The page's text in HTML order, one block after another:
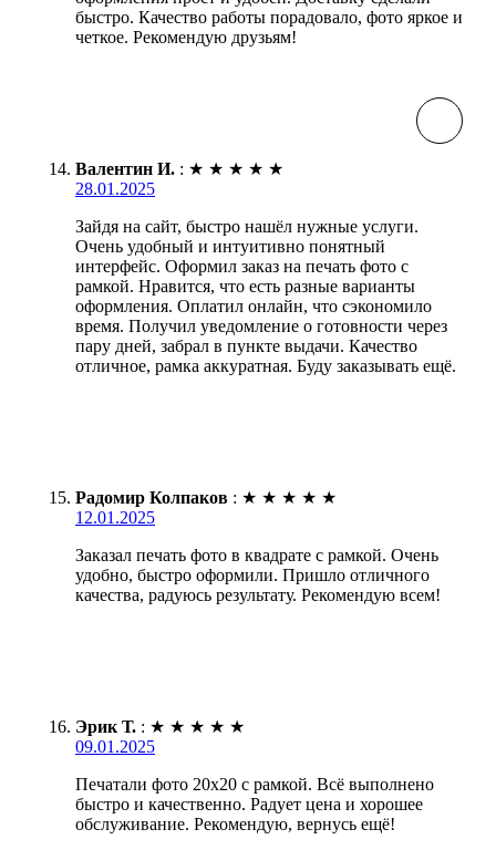
быстро. Качество работы порадовало, фото яркое и
четкое. Рекомендую друзьям!
Валентин И. : ★ ★ ★ ★ ★
28.01.2025
Зайдя на сайт, быстро нашёл нужные услуги.
Очень удобный и интуитивно понятный
интерфейс. Оформил заказ на печать фото с
рамкой. Нравится, что есть разные варианты
оформления. Оплатил онлайн, что сэкономило
время. Получил уведомление о готовности через
пару дней, забрал в пункте выдачи. Качество
отличное, рамка аккуратная. Буду заказывать ещё.
Радомир Колпаков : ★ ★ ★ ★ ★
12.01.2025
Заказал печать фото в квадрате с рамкой. Очень
удобно, быстро оформили. Пришло отличного
качества, радуюсь результату. Рекомендую всем!
Эрик Т. : ★ ★ ★ ★ ★
09.01.2025
Печатали фото 20х20 с рамкой. Всё выполнено
быстро и качественно. Радует цена и хорошее
обслуживание. Рекомендую, вернусь ещё!